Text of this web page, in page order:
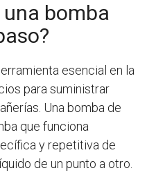
bomba
esencial en la
para suministrar
Una bomba de
que funciona
y repetitiva de
de un punto a otro.